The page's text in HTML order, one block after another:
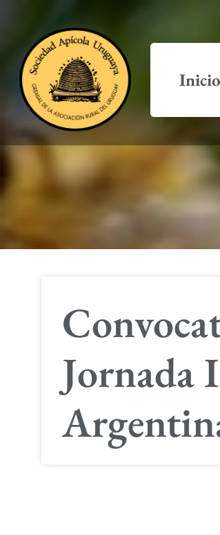
Inicio
Jornada